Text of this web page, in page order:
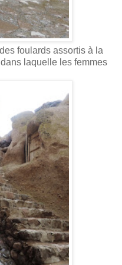
foulards assortis à la
laquelle les femmes